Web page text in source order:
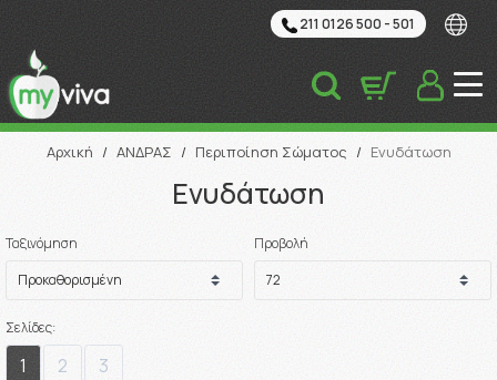
211 0126 500 - 501
Αναζήτηση
Αρχική / ΑΝΔΡΑΣ / Περιποίηση Σώματος / Ενυδάτωση
Ενυδάτωση
Ταξινόμηση Προβολή
Σελίδες:
1 2 3